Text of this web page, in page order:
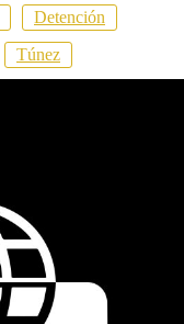
Detención
Túnez